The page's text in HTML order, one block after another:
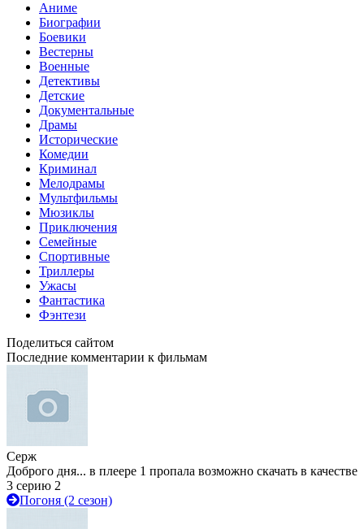
Аниме
Биографии
Боевики
Вестерны
Военные
Детективы
Детские
Документальные
Драмы
Исторические
Комедии
Криминал
Мелодрамы
Мультфильмы
Мюзиклы
Приключения
Семейные
Спортивные
Триллеры
Ужасы
Фантастика
Фэнтези
Поделиться сайтом
Последние комментарии к фильмам
Серж
Доброго дня... в плеере 1 пропала возможно скачать в качестве
3 серию 2
Погоня (2 сезон)